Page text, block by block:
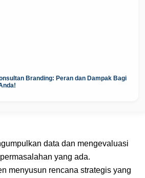
Branding: Peran dan Dampak Bagi
data dan mengevaluasi
yang ada.
menyusun rencana strategis yang